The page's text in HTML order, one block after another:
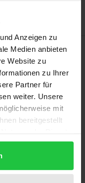
Anzeigen zu
Medien anbieten
Website zu
zu Ihrer
Partner für
weiter. Unsere
mit
bereitgestellt
insbesondere in
auf eine
Agentur
in London und